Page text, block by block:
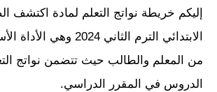
إليكم خريطة نواتج التعلم لمادة اكتشف
الابتدائي الترم الثاني
من المعلم والطالب حيث تتضمن نواتج
الدروس في المقرر الدراسي.